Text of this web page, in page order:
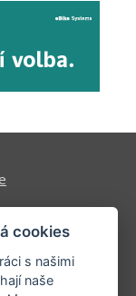
cookies
s našimi
naše